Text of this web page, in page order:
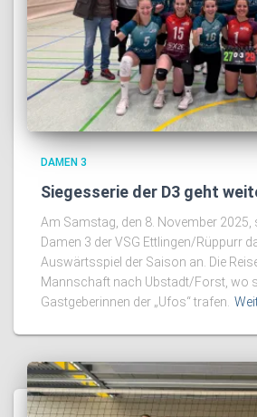
DAMEN 3
Siegesserie der D3 geht
Am Samstag, den 8. November 2025,
Damen 3 der VSG Ettlingen/Rüppurr
Auswärtsspiel der Saison an. Die
Mannschaft nach Ubstadt/Forst, wo
Gastgeberinnen der „Ufos“ trafen.